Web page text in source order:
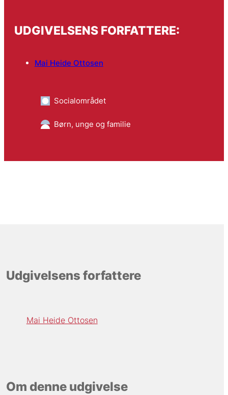
UDGIVELSENS FORFATTERE:
Mai Heide Ottosen
Socialområdet
Børn, unge og familie
Udgivelsens forfattere
Mai Heide Ottosen
Om denne udgivelse